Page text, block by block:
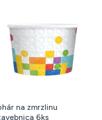
na zmrzlinu
6ks